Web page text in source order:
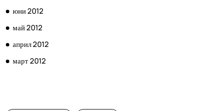
юни 2012
май 2012
април 2012
март 2012